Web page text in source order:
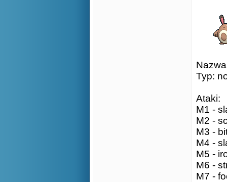
Typ:
Ataki:
M1 -
M2 -
M3 -
M4 -
M5 -
M6 -
M7 -